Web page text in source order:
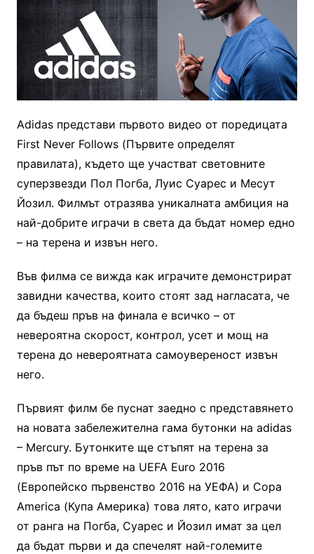
Adidas представи първото видео от поредицата
First Never Follows (Първите определят
правилата), където ще участват световните
суперзвезди Пол Погба, Луис Суарес и Месут
Йозил. Филмът отразява уникалната амбиция на
най-добрите играчи в света да бъдат номер едно
– на терена и извън него.
Във филма се вижда как играчите демонстрират
завидни качества, които стоят зад нагласата, че
да бъдеш пръв на финала е всичко – от
невероятна скорост, контрол, усет и мощ на
терена до невероятната самоувереност извън
него.
Първият филм бе пуснат заедно с представянето
на новата забележителна гама бутонки на adidas
– Mercury. Бутонките ще стъпят на терена за
пръв път по време на UEFA Euro 2016
(Европейско първенство 2016 на УЕФА) и Copa
America (Купа Америка) това лято, като играчи
от ранга на Погба, Суарес и Йозил имат за цел
да бъдат първи и да спечелят най-големите